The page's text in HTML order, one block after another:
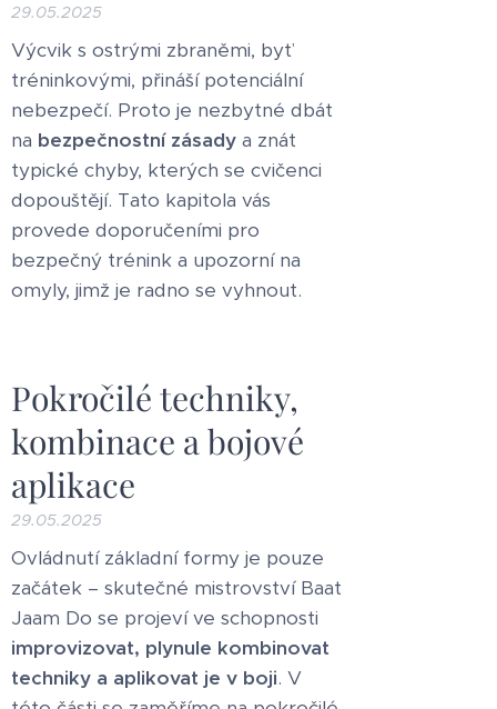
29.05.2025
Výcvik s ostrými zbraněmi, byť
tréninkovými, přináší potenciální
nebezpečí. Proto je nezbytné dbát
na bezpečnostní zásady a znát
typické chyby, kterých se cvičenci
dopouštějí. Tato kapitola vás
provede doporučeními pro
bezpečný trénink a upozorní na
omyly, jimž je radno se vyhnout.
Pokročilé techniky,
kombinace a bojové
aplikace
29.05.2025
Ovládnutí základní formy je pouze
začátek – skutečné mistrovství Baat
Jaam Do se projeví ve schopnosti
improvizovat, plynule kombinovat
techniky a aplikovat je v boji. V